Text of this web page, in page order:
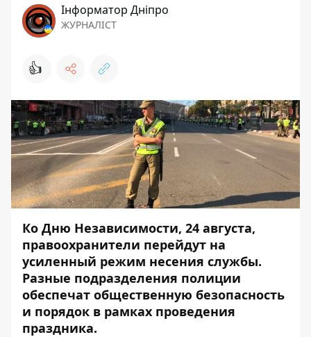
Інформатор Дніпро
ЖУРНАЛІСТ
👍
Ко Дню Независимости, 24 августа,
правоохранители перейдут на
усиленный режим несения службы.
Разные подразделения полиции
обеспечат общественную безопасность
и порядок в рамках проведения
праздника.